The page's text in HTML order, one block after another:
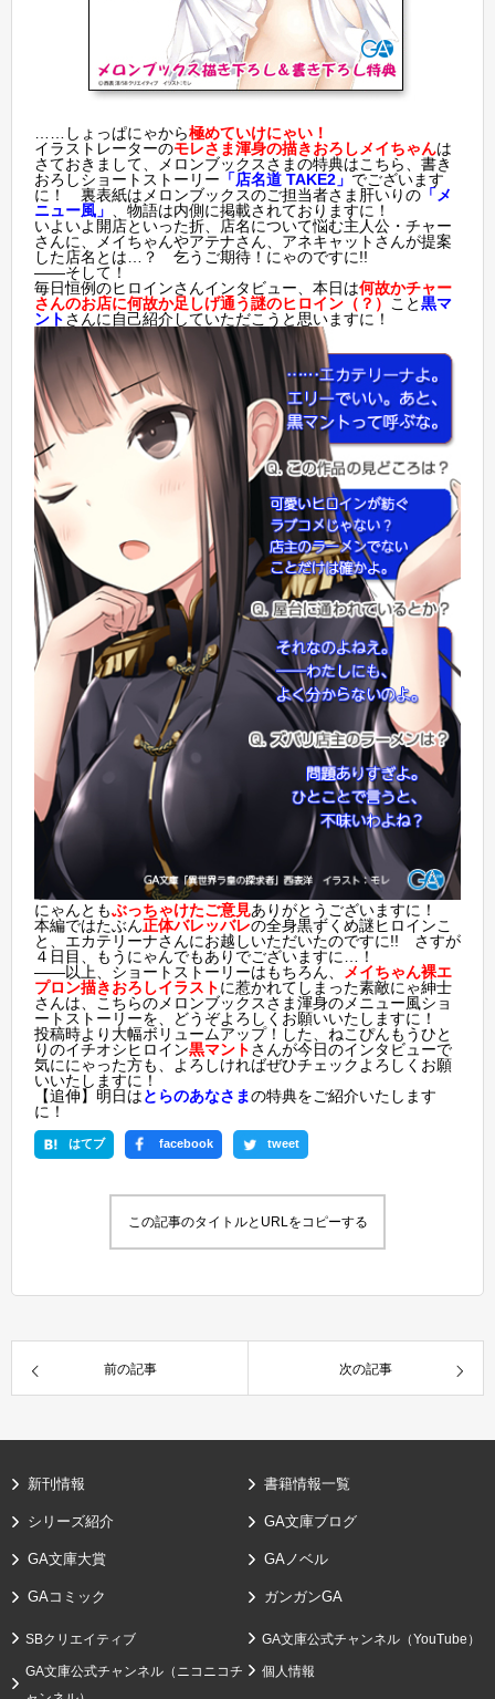
……しょっぱにゃから極めていけにゃい！
イラストレーターのモレさま渾身の描きおろしメイちゃんは
さておきまして、メロンブックスさまの特典はこちら、書き
おろしショートストーリー 「店名道 TAKE2」 でございます
に！ 裏表紙はメロンブックスのご担当者さま肝いりの 「メ
ニュー風」
、物語は内側に掲載されておりますに！
いよいよ開店といった折、店名について悩む主人公・チャー
さんに、メイちゃんやアテナさん、アネキャットさんが提案
した店名とは…？ 乞うご期待！にゃのですに!!
――そして！
毎日恒例のヒロインさんインタビュー、本日は何故かチャー
さんのお店に何故か足しげ通う謎のヒロイン（？）
こと黒マ
ントさんに自己紹介していただこうと思いますに！
にゃんともぶっちゃけたご意見ありがとうございますに！
本編ではたぶん正体バレッバレの全身黒ずくめ謎ヒロインこ
と、エカテリーナさんにお越しいただいたのですに!! さすが
４日目、もうにゃんでもありでございますに…！
――以上、ショートストーリーはもちろん、
メイちゃん裸エ
プロン描きおろしイラストに惹かれてしまった素敵にゃ紳士
さんは、こちらのメロンブックスさま渾身の メニュー風ショ
ートストーリーを、どうぞよろしくお願いいたしますに！
投稿時より大幅ボリュームアップ！した、ねこぴんもうひと
りのイチオシヒロイン黒マントさんが今日のインタビューで
気ににゃった方も、よろしければぜひチェックよろしくお願
いいたしますに！
【追伸】明日はとらのあなさまの特典をご紹介いたします
に！
はてブ facebook tweet
この記事のタイトルとURLをコピーする
前の記事 次の記事
新刊情報 書籍情報一覧
シリーズ紹介 GA文庫ブログ
GA文庫大賞 GAノベル
GAコミック ガンガンGA
SBクリエイティブ GA文庫公式チャンネル（YouTube）
GA文庫公式チャンネル（ニコニコチ
個人情報